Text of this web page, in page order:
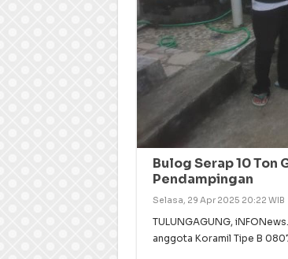
Bulog Serap 10 Ton
Pendampingan
Selasa, 29 Apr 2025 20:22 WIB
TULUNGAGUNG,
anggota Koramil Tipe B